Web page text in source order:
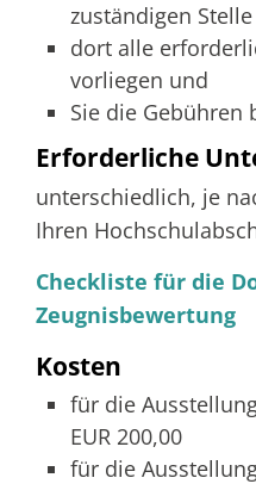
zuständigen
dort alle
vorliegen und
Sie die Gebühren
Erforderliche
unterschiedlich, je
Ihren
Checkliste für die
Zeugnisbewertung
Kosten
für die
EUR 200,00
für die